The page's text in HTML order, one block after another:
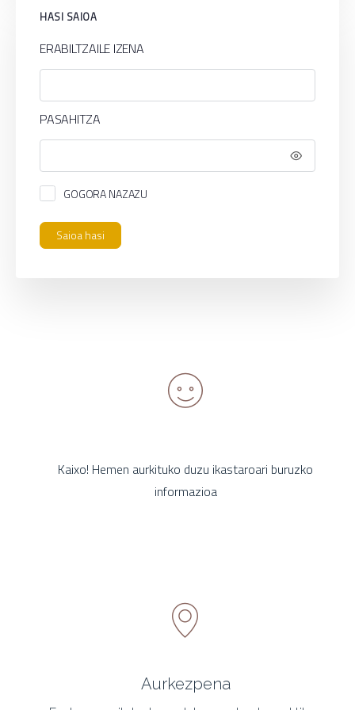
Kaixo! Hemen aurkituko duzu ikastaroari buruzko
informazioa
Aurkezpena
HASI SAIOA
ERABILTZAILE IZENA
PASAHITZA
GOGORA NAZAZU